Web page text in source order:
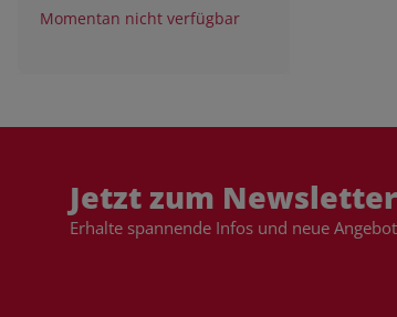
Momentan nicht verfügbar
Jetzt zum
Erhalte spannende Infos und neue